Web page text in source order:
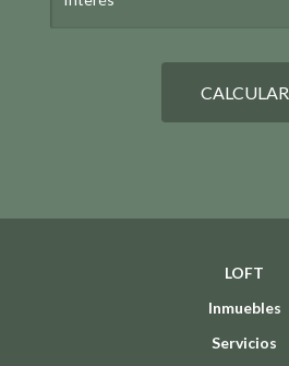
CALCULAR
LOFT
Inmuebles
Servicios